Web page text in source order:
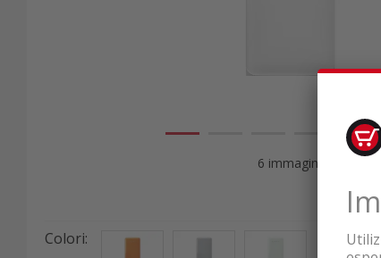
6 immagini
Colori: